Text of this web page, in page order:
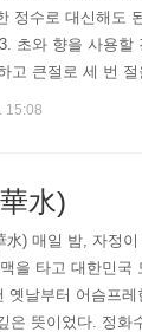
정수로 대신해도
초와 향을 사용할
고 큰절로 세 번
원한다.6. 자리에
15:08
水)
) 매일 밤, 자정
을 타고 대한민
날부터 어슴프
뜻이었다. 정